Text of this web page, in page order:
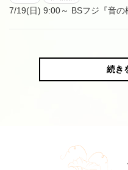
7/19(日) 9:00～ BSフジ『音の
続き